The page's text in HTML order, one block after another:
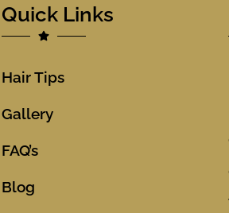
Quick Links
Hair Tips
Gallery
FAQ’s
Blog